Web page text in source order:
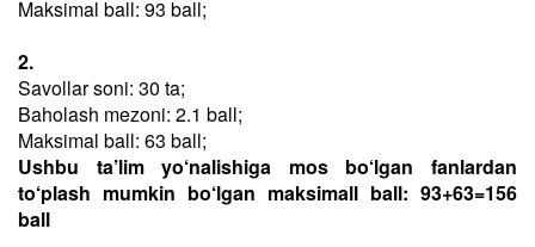
Maksimal ball: 93 ball;
2.
Savollar soni: 30 ta;
Baholash mezoni: 2.1 ball;
Maksimal ball: 63 ball;
Ushbu ta’lim yo‘nalishiga mos bo‘lgan fanlardan
to‘plash mumkin bo‘lgan maksimall ball: 93+63=156
ball